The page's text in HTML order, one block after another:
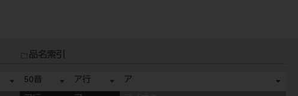
品名索引
50音 ア行 ア